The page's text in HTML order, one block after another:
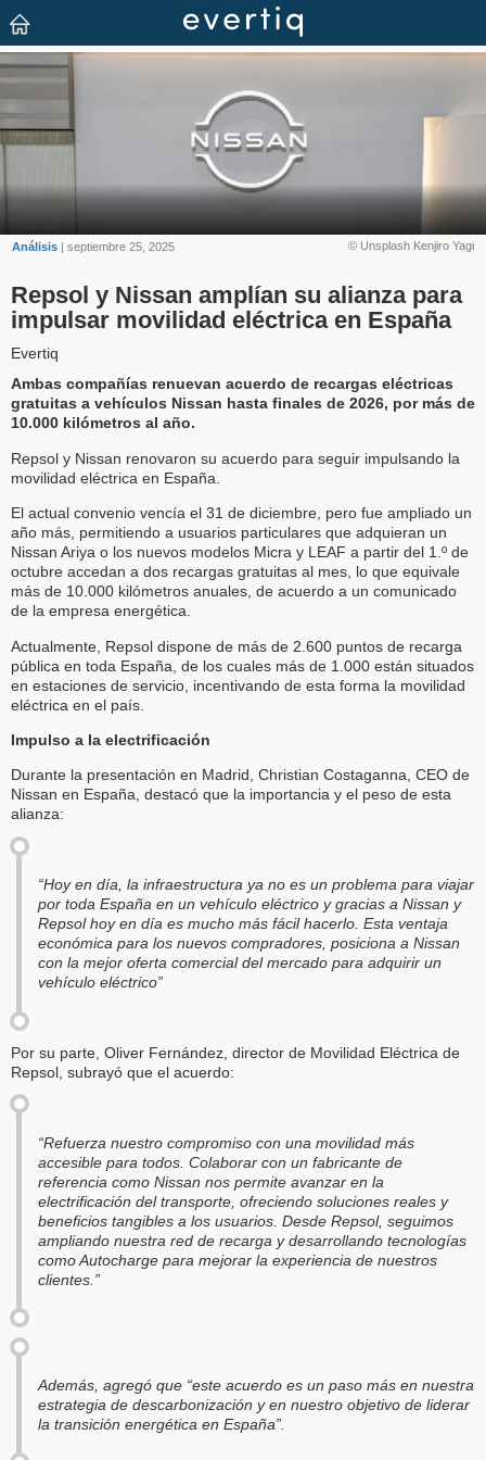
© Unsplash Kenjiro Yagi
Análisis | septiembre 25, 2025
Repsol y Nissan amplían su alianza para
impulsar movilidad eléctrica en España
Evertiq
Ambas compañías renuevan acuerdo de recargas eléctricas
gratuitas a vehículos Nissan hasta finales de 2026, por más de
10.000 kilómetros al año.
Repsol y Nissan renovaron su acuerdo para seguir impulsando la
movilidad eléctrica en España.
El actual convenio vencía el 31 de diciembre, pero fue ampliado un
año más, permitiendo a usuarios particulares que adquieran un
Nissan Ariya o los nuevos modelos Micra y LEAF a partir del 1.º de
octubre accedan a dos recargas gratuitas al mes, lo que equivale
más de 10.000 kilómetros anuales, de acuerdo a un comunicado
de la empresa energética.
Actualmente, Repsol dispone de más de 2.600 puntos de recarga
pública en toda España, de los cuales más de 1.000 están situados
en estaciones de servicio, incentivando de esta forma la movilidad
eléctrica en el país.
Impulso a la electrificación
Durante la presentación en Madrid, Christian Costaganna, CEO de
Nissan en España, destacó que la importancia y el peso de esta
alianza:
“Hoy en día, la infraestructura ya no es un problema para viajar
por toda España en un vehículo eléctrico y gracias a Nissan y
Repsol hoy en día es mucho más fácil hacerlo. Esta ventaja
económica para los nuevos compradores, posiciona a Nissan
con la mejor oferta comercial del mercado para adquirir un
vehículo eléctrico”
Por su parte, Oliver Fernández, director de Movilidad Eléctrica de
Repsol, subrayó que el acuerdo:
“Refuerza nuestro compromiso con una movilidad más
accesible para todos. Colaborar con un fabricante de
referencia como Nissan nos permite avanzar en la
electrificación del transporte, ofreciendo soluciones reales y
beneficios tangibles a los usuarios. Desde Repsol, seguimos
ampliando nuestra red de recarga y desarrollando tecnologías
como Autocharge para mejorar la experiencia de nuestros
clientes.”
Además, agregó que “este acuerdo es un paso más en nuestra
estrategia de descarbonización y en nuestro objetivo de liderar
la transición energética en España”.